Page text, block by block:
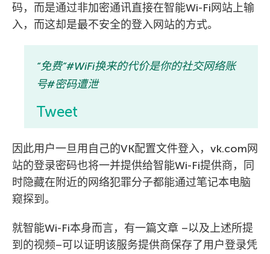
码，而是通过非加密通讯直接在智能Wi-Fi网站上输
入，而这却是最不安全的登入网站的方式。
“免费”#WiFi换来的代价是你的社交网络账
号#密码遭泄
Tweet
因此用户一旦用自己的VK配置文件登入，vk.com网
站的登录密码也将一并提供给智能Wi-Fi提供商，同
时隐藏在附近的网络犯罪分子都能通过笔记本电脑
窥探到。
就智能Wi-Fi本身而言，有一篇文章 –以及上述所提
到的视频–可以证明该服务提供商保存了用户登录凭